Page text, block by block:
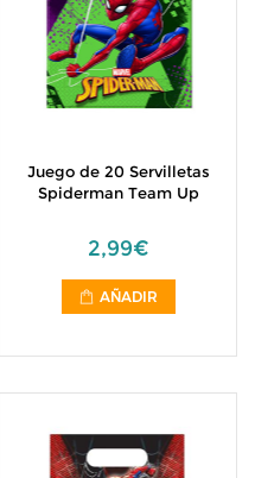
Juego de 20 Servilletas
Spiderman Team Up
2,99€
AÑADIR